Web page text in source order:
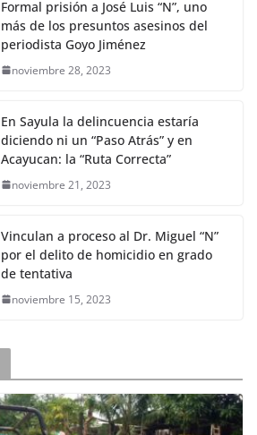
Formal prisión a José Luis “N”, uno
más de los presuntos asesinos del
periodista Goyo Jiménez
noviembre 28, 2023
En Sayula la delincuencia estaría
diciendo ni un “Paso Atrás” y en
Acayucan: la “Ruta Correcta”
noviembre 21, 2023
Vinculan a proceso al Dr. Miguel “N”
por el delito de homicidio en grado
de tentativa
noviembre 15, 2023